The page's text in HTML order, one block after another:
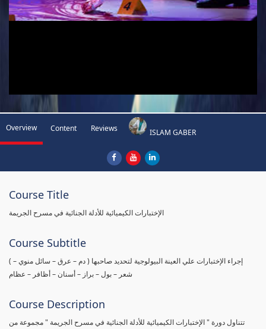
Overview Content Reviews ISLAM GABER
Course Title
الإختبارات الكيميائية للأدلة الجنائية في مسرح الجريمة
Course Subtitle
( إجراء الإختبارات علي العينة البيولوجية لتحديد صاحبها ( دم – عرق – سائل منوي –
شعر – بول – براز – أسنان – أظافر – عظام
Course Description
تتناول دورة " الإختبارات الكيميائية للأدلة الجنائية في مسرح الجريمة " مجموعة من